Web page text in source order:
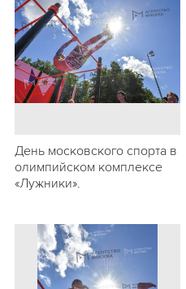
День московского спорта в
олимпийском комплексе
«Лужники».